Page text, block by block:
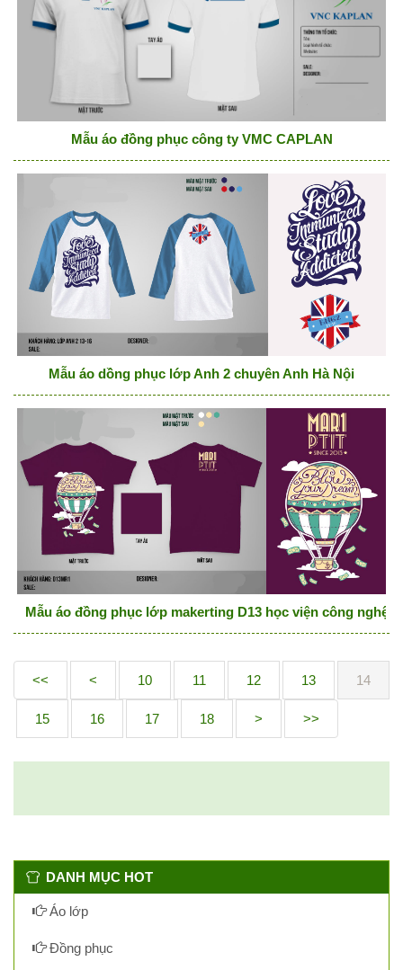
Mẫu áo đồng phục công ty VMC CAPLAN
Mẫu áo dồng phục lớp Anh 2 chuyên Anh Hà Nội
Mẫu áo đồng phục lớp makerting D13 học viện công nghệ
<< < 10 11 12 13 14
15 16 17 18 > >>
DANH MỤC HOT
Áo lớp
Đồng phục